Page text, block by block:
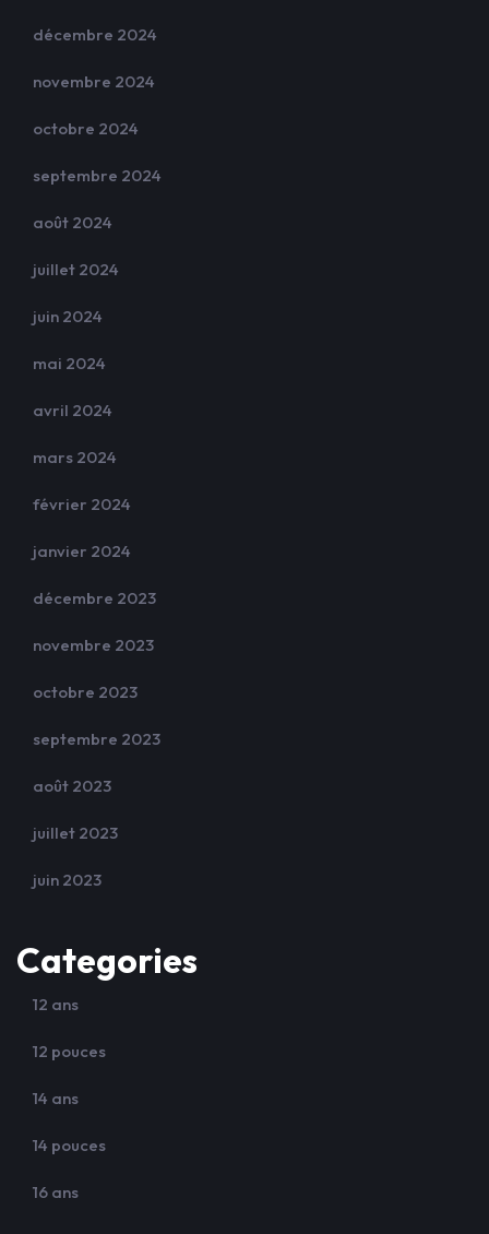
décembre 2024
novembre 2024
octobre 2024
septembre 2024
août 2024
juillet 2024
juin 2024
mai 2024
avril 2024
mars 2024
février 2024
janvier 2024
décembre 2023
novembre 2023
octobre 2023
septembre 2023
août 2023
juillet 2023
juin 2023
Categories
12 ans
12 pouces
14 ans
14 pouces
16 ans